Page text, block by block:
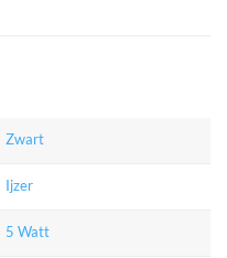
Zwart
Ijzer
5 Watt